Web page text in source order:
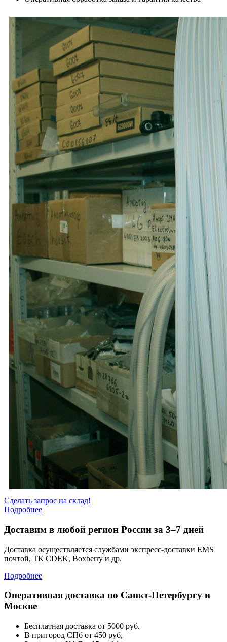
Сделать запрос на склад!
Подробнее
Доставим в любой регион России за 3–7 дней
Доставка осуществляется службами экспресс-доставки EMS
почтой, ТК CDEK, Boxberry и др.
Подробнее
Оперативная доставка по Санкт-Петербургу и
Москве
Бесплатная доставка от 5000 руб.
В пригород СПб от 450 руб,